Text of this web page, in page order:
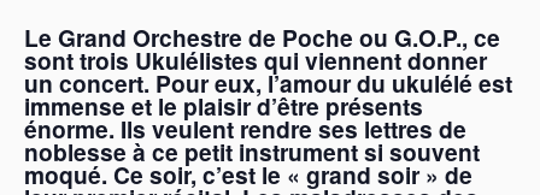
Le Grand Orchestre de Poche ou G.O.P., ce
sont trois Ukulélistes qui viennent donner
un concert. Pour eux, l’amour du ukulélé est
immense et le plaisir d’être présents
énorme. Ils veulent rendre ses lettres de
noblesse à ce petit instrument si souvent
moqué. Ce soir, c’est le « grand soir » de